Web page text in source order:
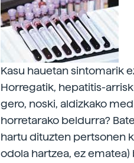
Kasu hauetan sintomarik
Horregatik, hepatitis-
gero, noski, aldizkako
horretarako beldurra?
hartu dituzten pertsonen
odola hartzea, ez